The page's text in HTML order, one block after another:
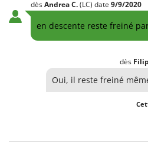
dèsAndreaC.(LC) date 9/9/2020
en descente reste freiné
dès
Oui, il reste freiné